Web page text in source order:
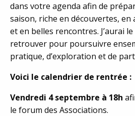
dans votre agenda afin de
saison, riche en découvertes,
et en belles rencontres. J’aurai
retrouver pour poursuivre
pratique, d’exploration et de
Voici le calendrier de rentrée :
Vendredi 4 septembre à 18h
le forum des Associations.